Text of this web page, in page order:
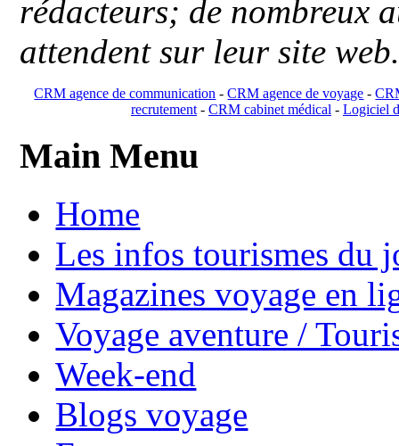
rédacteurs; de nombreux
attendent sur leur site
CRM agence de communication -CRM agence de voyage -
recrutement- CRM cabinet médical- Logiciel
Main Menu
Home
Les infos tourismes du
Magazines voyage en
Voyage aventure /
Week-end
Blogs voyage